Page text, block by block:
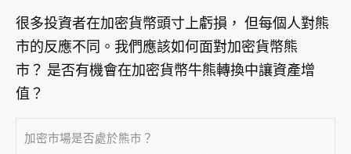
很多投資者在加密貨幣頭寸上虧損， 但每個人對熊
市的反應不同。我們應該如何面對加密貨幣熊
市？ 是否有機會在加密貨幣牛熊轉換中讓資產增
值？
加密市場是否處於熊市？